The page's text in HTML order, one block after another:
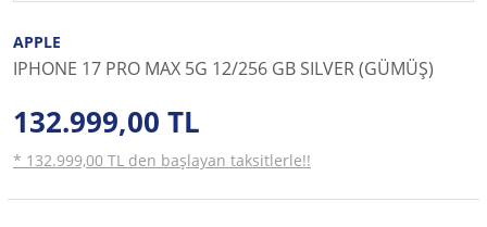
APPLE
IPHONE 17 PRO MAX 5G 12/256 GB SILVER (GÜMÜŞ)
132.999,00 TL
* 132.999,00 TL den başlayan taksitlerle!!